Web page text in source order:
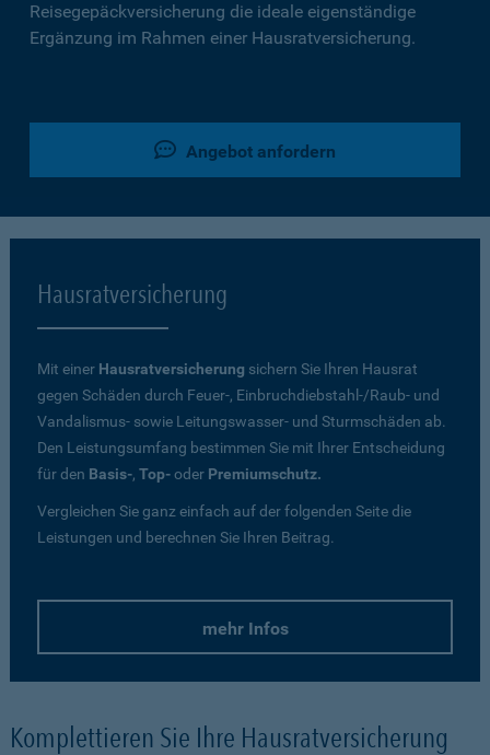
Reisegepäckversicherung die ideale eigenständige
Ergänzung im Rahmen einer Hausratversicherung.
Angebot anfordern
Hausratversicherung
Mit einer Hausratversicherung sichern Sie Ihren Hausrat
gegen Schäden durch Feuer-, Einbruchdiebstahl-/Raub- und
Vandalismus- sowie Leitungswasser- und Sturmschäden ab.
Den Leistungsumfang bestimmen Sie mit Ihrer Entscheidung
für den Basis-, Top-oder Premiumschutz.
Vergleichen Sie ganz einfach auf der folgenden Seite die
Leistungen und berechnen Sie Ihren Beitrag.
mehr Infos
Komplettieren Sie Ihre Hausratversicherung